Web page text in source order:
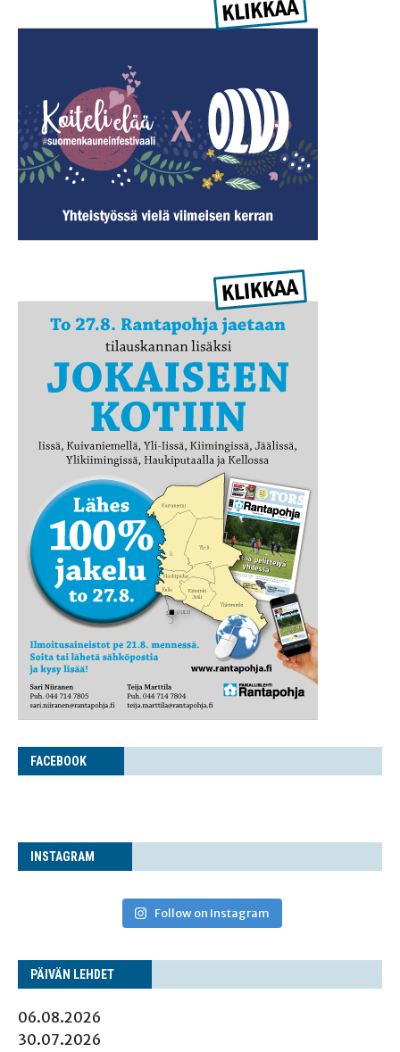
FACE­BOOK
INS­TA­GRAM
Follow on Instagram
PÄI­VÄN LEHDET
06.08.2026
30.07.2026